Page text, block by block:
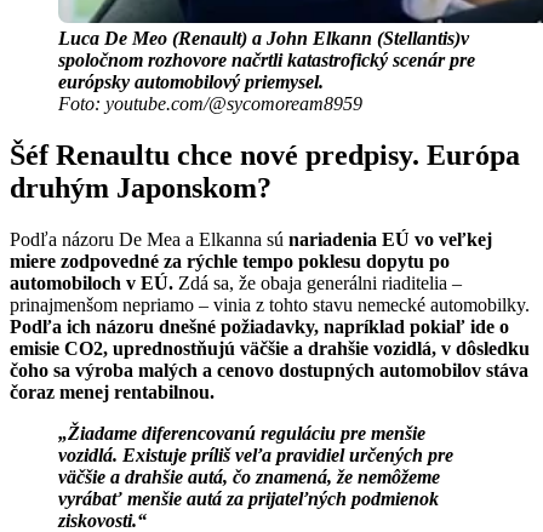
Luca De Meo (Renault) a John Elkann (Stellantis)v
spoločnom rozhovore načrtli katastrofický scenár pre
európsky automobilový priemysel.
Foto: youtube.com/@sycomoream8959
Šéf Renaultu chce nové predpisy. Európa
druhým Japonskom?
Podľa názoru De Mea a Elkanna sú nariadenia EÚ vo veľkej
miere zodpovedné za rýchle tempo poklesu dopytu po
automobiloch v EÚ. Zdá sa, že obaja generálni riaditelia –
prinajmenšom nepriamo – vinia z tohto stavu nemecké automobilky.
Podľa ich názoru dnešné požiadavky, napríklad pokiaľ ide o
emisie CO2, uprednostňujú väčšie a drahšie vozidlá, v dôsledku
čoho sa výroba malých a cenovo dostupných automobilov stáva
čoraz menej rentabilnou.
„Žiadame diferencovanú reguláciu pre menšie
vozidlá. Existuje príliš veľa pravidiel určených pre
väčšie a drahšie autá, čo znamená, že nemôžeme
vyrábať menšie autá za prijateľných podmienok
ziskovosti.“